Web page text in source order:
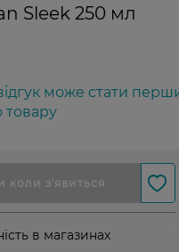
Sleek 250 мл
може стати
товару
в магазинах